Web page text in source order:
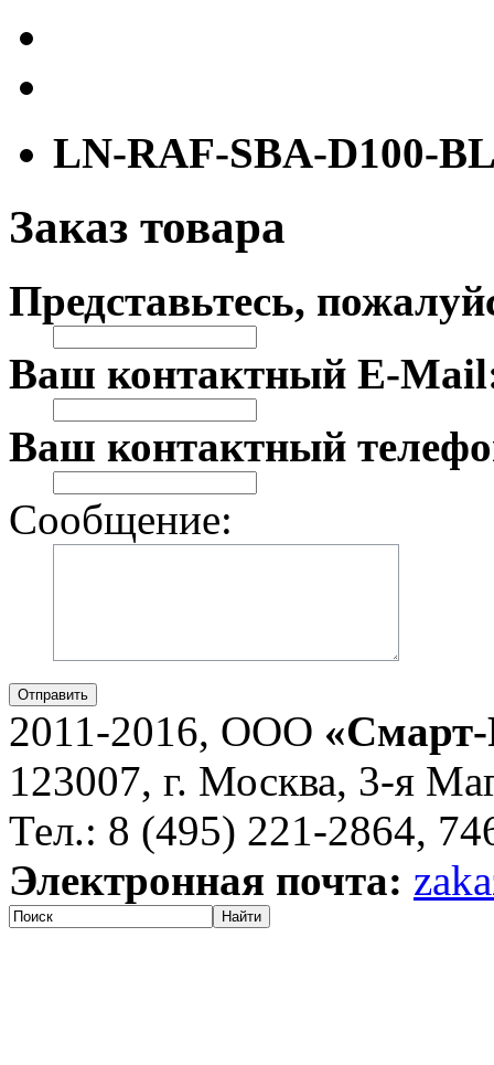
LN-RAF-SBA-D100-
Заказ товара
Представьтесь,
Ваш контактный E-
Ваш контактный
Сообщение:
Отправить
2011-2016, ООО
123007, г. Москва, 3-я
Тел.: 8 (495) 221-2864,
Электронная почта:
Найти